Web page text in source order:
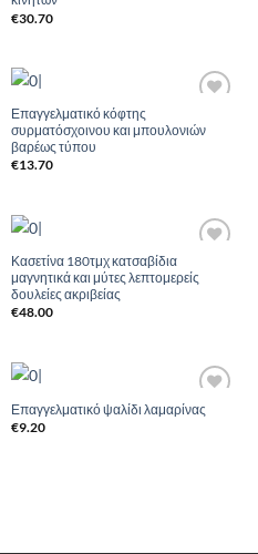
€30.70
Wishlist
Επαγγελματικό κόφτης
συρματόσχοινου και μπουλονιών
βαρέως τύπου
€13.70
Wishlist
Κασετίνα 180τμχ κατσαβίδια
μαγνητικά και μύτες λεπτομερείς
δουλείες ακριβείας
€48.00
Add to
Επαγγελματικό ψαλίδι λαμαρίνας
€9.20